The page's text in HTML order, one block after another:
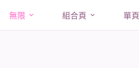
無限 組合頁 單頁